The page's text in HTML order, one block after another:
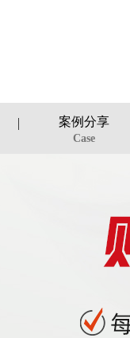
案例分享
Case